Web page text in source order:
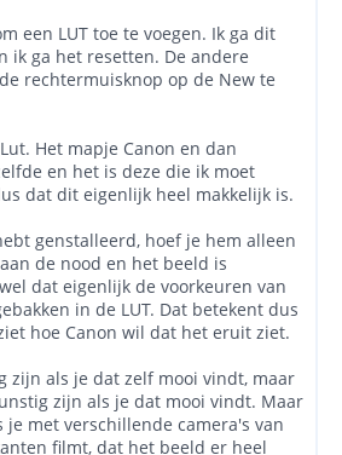
een LUT toe te voegen. Ik ga dit
ik ga het resetten. De andere
rechtermuisknop op de New te
Het mapje Canon en dan
en het is deze die ik moet
dat dit eigenlijk heel makkelijk is.
genstalleerd, hoef je hem alleen
de nood en het beeld is
dat eigenlijk de voorkeuren van
in de LUT. Dat betekent dus
hoe Canon wil dat het eruit ziet.
zijn als je dat zelf mooi vindt, maar
zijn als je dat mooi vindt. Maar
je met verschillende camera's van
filmt, dat het beeld er heel